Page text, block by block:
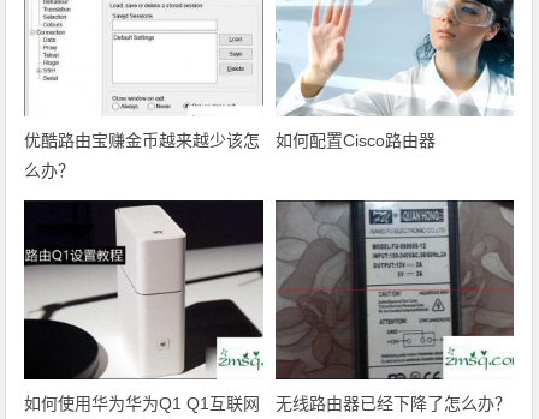
优酷路由宝赚金币越来越少该怎
么办？
如何配置Cisco路由器
如何使用华为华为Q1 Q1互联网
无线路由器已经下降了怎么办？